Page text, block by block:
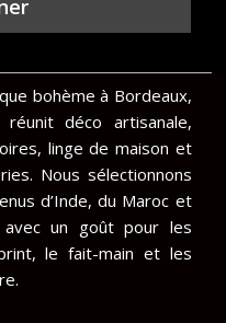
bohème à Bordeaux,
déco artisanale,
linge de maison et
Nous sélectionnons
d’Inde, du Maroc et
avec un goût pour les
le fait-main et les